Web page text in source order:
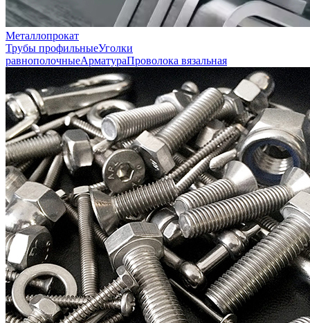
Металлопрокат
Трубы профильныеУголки
равнополочныеАрматураПроволока вязальная